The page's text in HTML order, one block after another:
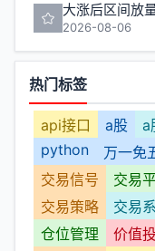
大涨后区间放
2026-08-06
热门标签
api接口 a股 a
python
万一免
交易信号
交易
交易策略
交易
仓位管理
价值